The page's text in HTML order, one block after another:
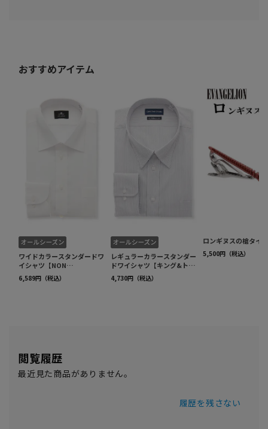
閲覧履歴
最近見た商品がありません。
履歴を残さない